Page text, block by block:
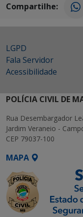
Compartilhe:
LGPD
Fala Servidor
Acessibilidade
POLÍCIA CIVIL DE
Rua Desembargador
Jardim Veraneio -
CEP 79037-100
MAPA